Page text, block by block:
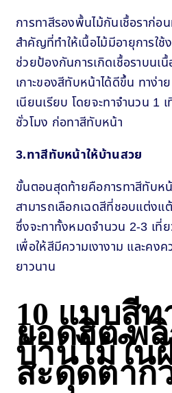
การทาสีรองพื้นไม้กันเชื้อราก่
สำคัญที่ทำให้เนื้อไม้มีอายุการใ
ช่วยป้องกันการเกิดเชื้อราบนเ
เกาะของสีทับหน้าได้ดีขึ้น ทาง่า
เนียนเรียบ โดยจะทาจำนวน 1
ชั่วโมง ก่อทาสีทับหน้า
3.ทาสีทับหน้าให้บ้านสวย
ขั้นตอนสุดท้ายคือการทาสีทับห
สามารถเลือกเฉดสีที่ชอบแต่ง
ซึ่งจะทาทั้งหมดจำนวน 2-3 เที่
เพื่อให้สีมีความเงางาม และคง
ยาวนาน
10 แบบสี
ยอดฮิต พ
บ้านไม้ใน
สะดุดตาก